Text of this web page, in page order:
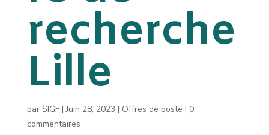
recherche
Lille
par SIGF|Juin 28, 2023 | Offres de poste | 0
commentaires